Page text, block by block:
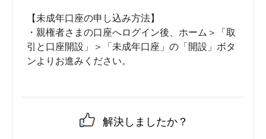
【未成年口座の申し込み方法】
・親権者さまの口座へログイン後、ホーム＞「取
引と口座開設」＞「未成年口座」の「開設」ボタ
解決しましたか？